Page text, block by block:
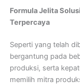
Formula Jelita
Terpercaya
Seperti yang telah
bergantung pada
produksi, serta
memilih mitra